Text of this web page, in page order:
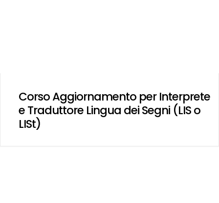
Corso Aggiornamento per Interprete
e Traduttore Lingua dei Segni (LIS o
LISt)